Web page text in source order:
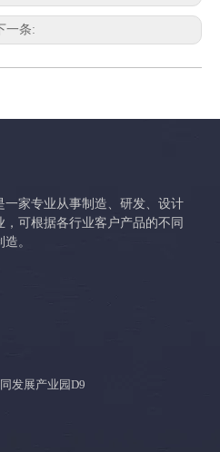
一条:
家专业从事制造、研发、设计
可根据各行业客户产品的不同
。
发展产业园D9